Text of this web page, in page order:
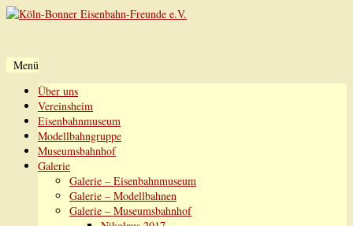
Menü
Zum
Inhalt
springen
Über uns
Vereinsheim
Eisenbahnmuseum
Modellbahngruppe
Museumsbahnhof
Galerie
Galerie – Eisenbahnmuseum
Galerie – Modellbahnen
Galerie – Museumsbahnhof